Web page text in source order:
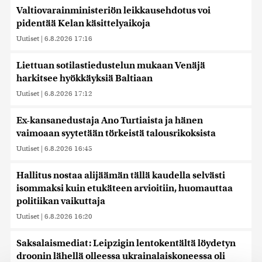
Valtiovarainministeriön leikkausehdotus voi
pidentää Kelan käsittelyaikoja
Uutiset | 6.8.2026 17:16
Liettuan sotilastiedustelun mukaan Venäjä
harkitsee hyökkäyksiä Baltiaan
Uutiset | 6.8.2026 17:12
Ex-kansanedustaja Ano Turtiaista ja hänen
vaimoaan syytetään törkeistä talousrikoksista
Uutiset | 6.8.2026 16:45
Hallitus nostaa alijäämän tällä kaudella selvästi
isommaksi kuin etukäteen arvioitiin, huomauttaa
politiikan vaikuttaja
Uutiset | 6.8.2026 16:20
Saksalaismediat: Leipzigin lentokentältä löydetyn
droonin lähellä olleessa ukrainalaiskoneessa oli